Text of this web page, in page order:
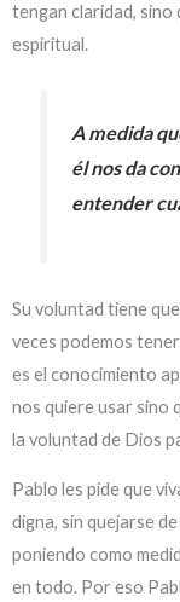
tengan claridad, sino
espiritual.
A medida
él nos da
entender
Su voluntad tiene
veces podemos
es el conocimiento
nos quiere usar sino
la voluntad de Dios
Pablo les pide que
digna, sin quejarse
poniendo como
en todo. Por eso